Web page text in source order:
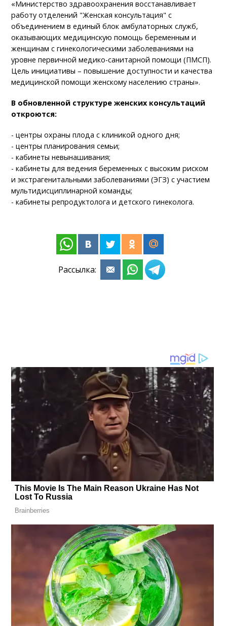
«Министерство здравоохранения восстанавливает
работу отделений "Женская консультация" с
объединением в единый блок амбулаторных служб,
оказывающих медицинскую помощь беременным и
женщинам с гинекологическими заболеваниями на
уровне первичной медико-санитарной помощи (ПМСП).
Цель инициативы – повышение доступности и качества
медицинской помощи женскому населению страны».
В обновленной структуре женских консультаций
откроются:
- центры охраны плода с клиникой одного дня;
- центры планирования семьи;
- кабинеты невынашивания;
- кабинеты для ведения беременных с высоким риском
и экстрагенитальными заболеваниями (ЭГЗ) с участием
мультидисциплинарной команды;
- кабинеты репродуктолога и детского гинеколога.
Рассылка: